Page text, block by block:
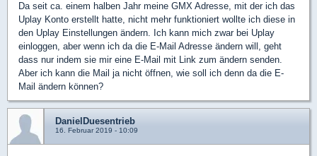
Da seit ca. einem halben Jahr meine GMX Adresse, mit der ich das
Uplay Konto erstellt hatte, nicht mehr funktioniert wollte ich diese in
den Uplay Einstellungen ändern. Ich kann mich zwar bei Uplay
einloggen, aber wenn ich da die E-Mail Adresse ändern will, geht
dass nur indem sie mir eine E-Mail mit Link zum ändern senden.
Aber ich kann die Mail ja nicht öffnen, wie soll ich denn da die E-
Mail ändern können?
DanielDuesentrieb
16. Februar 2019 - 10:09